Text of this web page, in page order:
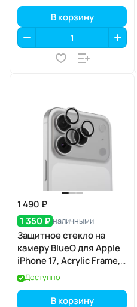
В корзину
1 490 ₽
1 350 ₽ наличными
Защитное стекло на
камеру BlueO для Apple
iPhone 17, Acrylic Frame,
2 шт., Clear
(прозрачный), с
аппликатором
Доступно
В корзину